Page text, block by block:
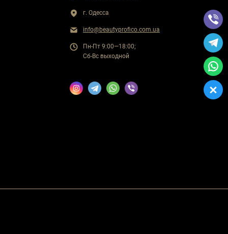
г. Одесса
info@beautyprofico.com.ua
Пн-Пт 9:00—18:00;
Сб-Вс выходной